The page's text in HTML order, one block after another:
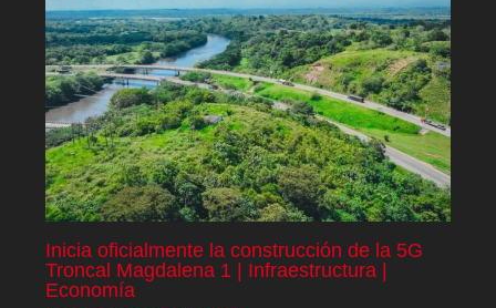
Inicia oficialmente la construcción de la 5G
Troncal Magdalena 1 | Infraestructura |
Economía